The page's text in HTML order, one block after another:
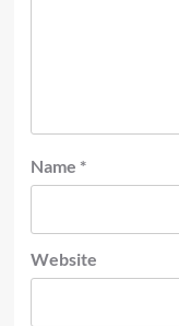
Name *
Website